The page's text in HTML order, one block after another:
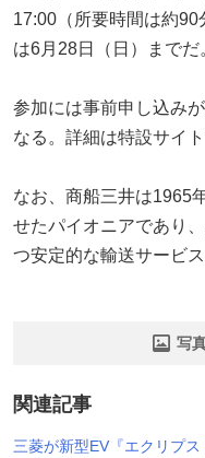
17:00（所要時間は約
は6月28日（日）までだ
参加には事前申し込み
なる。詳細は特設サイ
なお、商船三井は1965
せたパイオニアであり
つ安定的な輸送サービ
写
関連記事
三菱が新型EV『エクリプ